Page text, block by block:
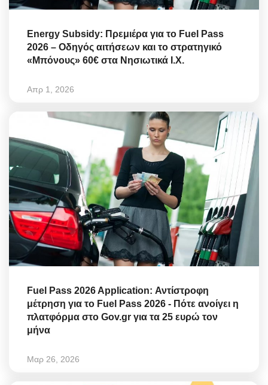
Energy Subsidy: Πρεμιέρα για το Fuel Pass
2026 – Οδηγός αιτήσεων και το στρατηγικό
«Μπόνους» 60€ στα Νησιωτικά Ι.Χ.
Απρ 1, 2026
Fuel Pass 2026 Application: Αντίστροφη
μέτρηση για το Fuel Pass 2026 - Πότε ανοίγει η
πλατφόρμα στο Gov.gr για τα 25 ευρώ τον
μήνα
Μαρ 26, 2026